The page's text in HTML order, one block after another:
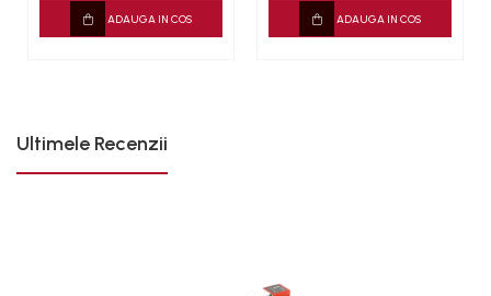
Sistem franare
Cricuri Hidraulice
ADAUGA IN COS ADAUGA IN COS
Ultimele Recenzii